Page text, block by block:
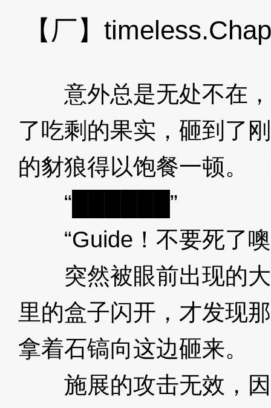
【厂】
意外总是无处不在，
了吃剩的果实，砸到了
的豺狼得以饱餐一顿。
“██████”
“Guide！不要死了噢
突然被眼前出现的大
里的盒子闪开，才发现
拿着石镐向这边砸来。
施展的攻击无效，因